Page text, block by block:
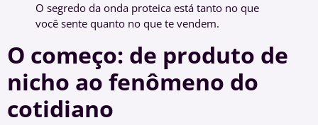
O segredo da onda proteica está tanto no que
você sente quanto no que te vendem.
O começo: de produto de
nicho ao fenômeno do
cotidiano